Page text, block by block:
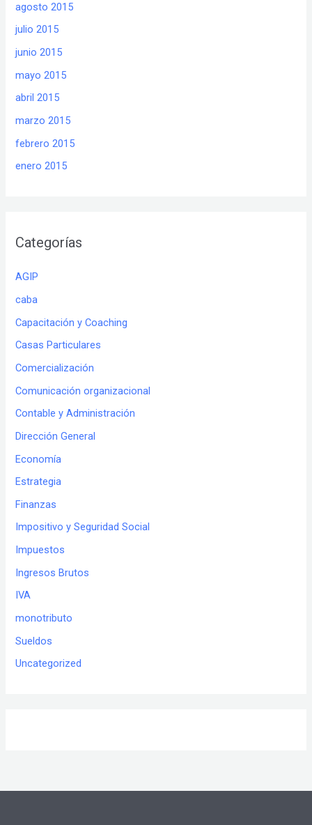
agosto 2015
julio 2015
junio 2015
mayo 2015
abril 2015
marzo 2015
febrero 2015
enero 2015
Categorías
AGIP
caba
Capacitación y Coaching
Casas Particulares
Comercialización
Comunicación organizacional
Contable y Administración
Dirección General
Economía
Estrategia
Finanzas
Impositivo y Seguridad Social
Impuestos
Ingresos Brutos
IVA
monotributo
Sueldos
Uncategorized